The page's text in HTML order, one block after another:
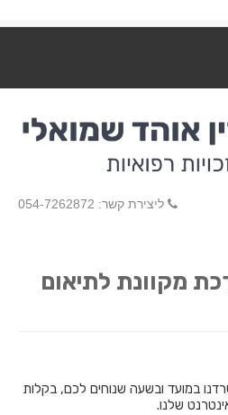
ליצירת קשר: 054-7262872
מקוונת לתיאום
במועד ובשעה שנוחים לכם, בקלות
שלנו.